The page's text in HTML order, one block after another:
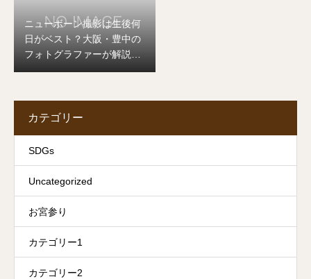
ニューボーン撮影は生後何
日がベスト？大阪・豊中の
フォトグラファーが解説し
カテゴリー
SDGs
Uncategorized
お宮参り
カテゴリー1
カテゴリー2